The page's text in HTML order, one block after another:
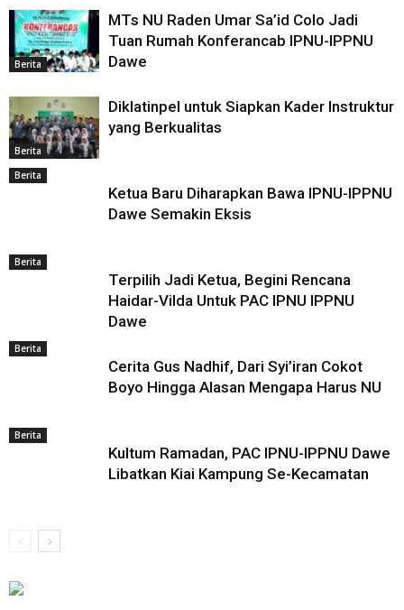
Berita
MTs NU Raden Umar Sa’id Colo Jadi
Tuan Rumah Konferancab IPNU-IPPNU
Dawe
Berita
Diklatinpel untuk Siapkan Kader Instruktur
yang Berkualitas
Berita
Ketua Baru Diharapkan Bawa IPNU-IPPNU
Dawe Semakin Eksis
Berita
Terpilih Jadi Ketua, Begini Rencana
Haidar-Vilda Untuk PAC IPNU IPPNU
Dawe
Berita
Cerita Gus Nadhif, Dari Syi’iran Cokot
Boyo Hingga Alasan Mengapa Harus NU
Berita
Kultum Ramadan, PAC IPNU-IPPNU Dawe
Libatkan Kiai Kampung Se-Kecamatan